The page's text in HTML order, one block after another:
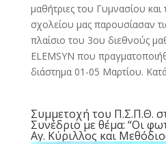
μαθήτριες του Γυμνασίου
σχολείου μας παρουσίασαν
πλαίσιο του 3ου διεθνούς
ELEMSYN που
διάστημα 01-05 Μαρτίου.
Συμμετοχή του Π.Σ.Π.Θ.
Συνέδριο με θέμα: “Οι
Αγ. Κύριλλος και